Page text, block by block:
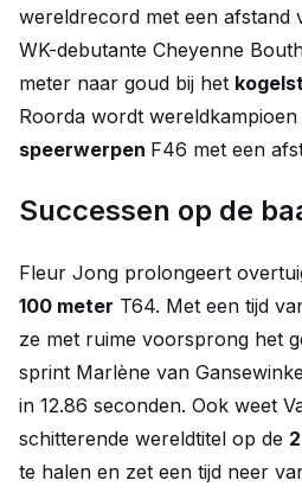
wereldrecord met een afstand
WK-debutante Cheyenne
meter naar goud bij het
Roorda wordt wereldkampioen
speerwerpen F46 met een
Successen op de
Fleur Jong prolongeert
100 meter T64. Met een tijd
ze met ruime voorsprong het
sprint Marlène van
in 12.86 seconden. Ook weet
schitterende wereldtitel op de
te halen en zet een tijd neer